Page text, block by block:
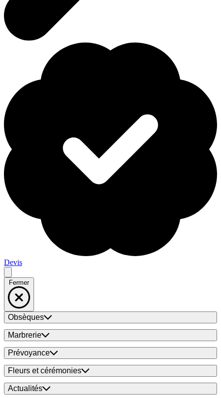
Devis
Fermer
Obsèques
Marbrerie
Prévoyance
Fleurs et cérémonies
Actualités